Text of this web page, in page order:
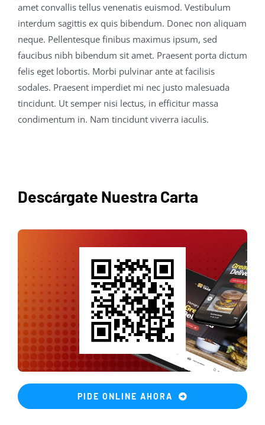
amet convallis tellus venenatis euismod. Vestibulum
interdum sagittis ex quis bibendum. Donec non aliquam
neque. Pellentesque finibus maximus ipsum, sed
faucibus nibh bibendum sit amet. Praesent porta dictum
felis eget lobortis. Morbi pulvinar ante at facilisis
sodales. Praesent imperdiet mi nec justo malesuada
tincidunt. Ut semper nisi lectus, in efficitur massa
condimentum in. Nam tincidunt viverra iaculis.
Descárgate Nuestra Carta
PIDE ONLINE AHORA